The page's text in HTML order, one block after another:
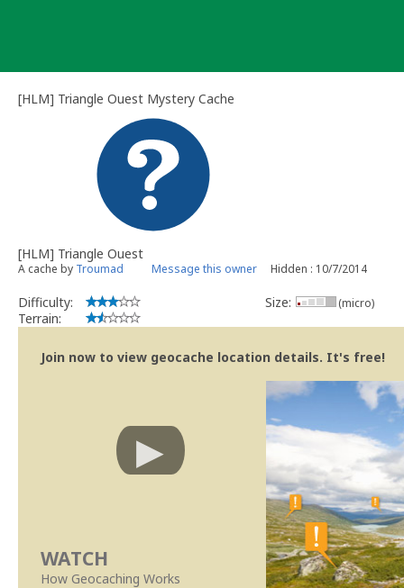
[HLM] Triangle Ouest Mystery Cache
[HLM] Triangle Ouest
A cache by Troumad Message this owner Hidden : 10/7/2014
Difficulty:
Terrain:
Size: (micro)
Join now to view geocache location details. It's free!
WATCH
How Geocaching Works